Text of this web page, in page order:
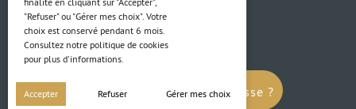
Ce programme vous intéresse ?
Contact
"Refuser" ou "Gérer mes choix". Votre
choix est conservé pendant 6 mois.
Consultez notre politique de cookies
pour plus d'informations.
Accepter Refuser Gérer mes choix